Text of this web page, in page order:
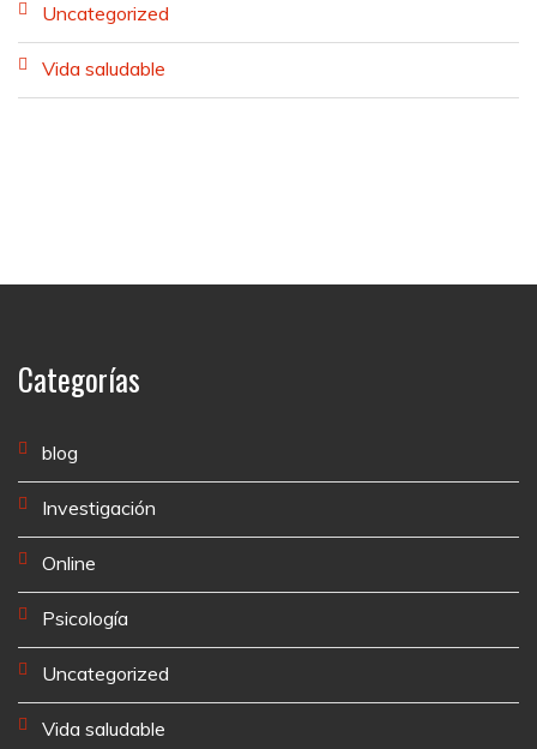
Uncategorized
Vida saludable
Categorías
blog
Investigación
Online
Psicología
Uncategorized
Vida saludable